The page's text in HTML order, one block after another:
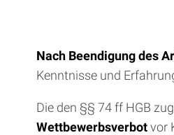
Nach Beendigung des
Kenntnisse und
Die den §§ 74 ff HGB
Wettbewerbsverbotvor